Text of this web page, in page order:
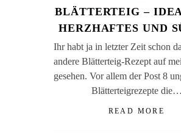
BLÄTTERTEIG –
HERZHAFTES UND
Ihr habt ja in letzter Zeit schon
andere Blätterteig-Rezept auf
gesehen. Vor allem der Post 8
Blätterteigrezepte die…
READ MORE